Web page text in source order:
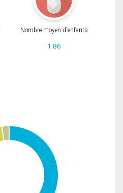
Nombre moyen d'enfants
1.86